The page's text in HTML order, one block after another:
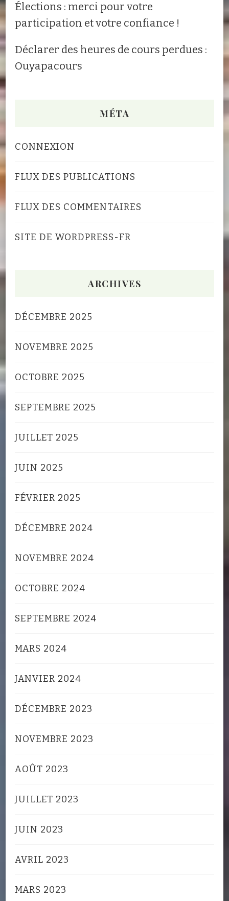
Élections : merci pour votre
participation et votre confiance !
Déclarer des heures de cours perdues :
Ouyapacours
MÉTA
CONNEXION
FLUX DES PUBLICATIONS
FLUX DES COMMENTAIRES
SITE DE WORDPRESS-FR
ARCHIVES
DÉCEMBRE 2025
NOVEMBRE 2025
OCTOBRE 2025
SEPTEMBRE 2025
JUILLET 2025
JUIN 2025
FÉVRIER 2025
DÉCEMBRE 2024
NOVEMBRE 2024
OCTOBRE 2024
SEPTEMBRE 2024
MARS 2024
JANVIER 2024
DÉCEMBRE 2023
NOVEMBRE 2023
AOÛT 2023
JUILLET 2023
JUIN 2023
AVRIL 2023
MARS 2023